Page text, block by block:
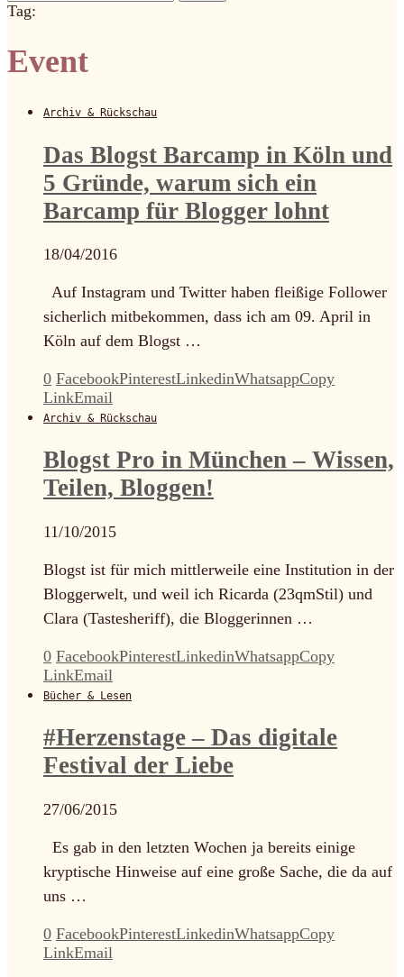
Tag:
Event
Archiv & Rückschau
Das Blogst Barcamp in Köln und
5 Gründe, warum sich ein
Barcamp für Blogger lohnt
18/04/2016
Auf Instagram und Twitter haben fleißige Follower
sicherlich mitbekommen, dass ich am 09. April in
Köln auf dem Blogst …
0 FacebookPinterestLinkedinWhatsappCopy
LinkEmail
Archiv & Rückschau
Blogst Pro in München – Wissen,
Teilen, Bloggen!
11/10/2015
Blogst ist für mich mittlerweile eine Institution in der
Bloggerwelt, und weil ich Ricarda (23qmStil) und
Clara (Tastesheriff), die Bloggerinnen …
0 FacebookPinterestLinkedinWhatsappCopy
LinkEmail
Bücher & Lesen
#Herzenstage – Das digitale
Festival der Liebe
27/06/2015
Es gab in den letzten Wochen ja bereits einige
kryptische Hinweise auf eine große Sache, die da auf
uns …
0 FacebookPinterestLinkedinWhatsappCopy
LinkEmail